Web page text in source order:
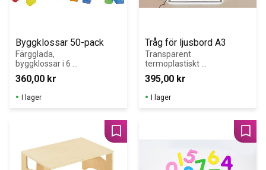
Byggklossar 50-pack
Färgglada,
byggklossar i 6
färger och
former, lämpliga
för ljusbord.
360,00 kr
I lager
Tråg för ljusbord A3
Transparent
termoplastiskt
skydd utformad
för att passa
vårt A3 Ljusbord.
395,00 kr
I lager
Lägg till i favoriter